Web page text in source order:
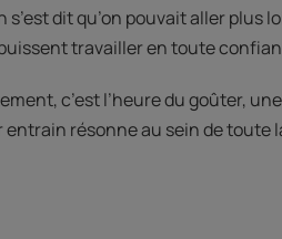
s’est dit qu’on pouvait aller
travailler en toute
c’est l’heure du goûter,
résonne au sein de toute